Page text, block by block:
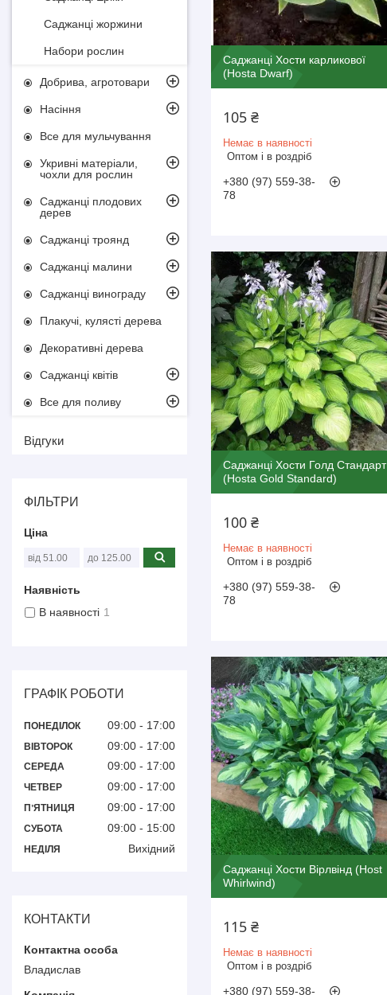
Саджанці Хости карликової
(Hosta Dwarf)
105 ₴
Немає в наявності
Оптом і в роздріб
+380 (97) 559-38-
78
Саджанці Хости Голд Стандарт
(Нosta Gold Standard)
100 ₴
Немає в наявності
Оптом і в роздріб
+380 (97) 559-38-
78
Саджанці Хости Вірлвінд (Host
Whirlwind)
115 ₴
Немає в наявності
Оптом і в роздріб
+380 (97) 559-38-
Саджанці жоржини
Набори рослин
Добрива, агротовари
Насіння
Все для мульчування
Укривні матеріали,
чохли для рослин
Саджанці плодових
дерев
Саджанці троянд
Саджанці малини
Саджанці винограду
Плакучі, кулясті дерева
Декоративні дерева
Саджанці квітів
Все для поливу
Відгуки
ФІЛЬТРИ
Ціна
Наявність
В наявності 1
ГРАФІК РОБОТИ
ПОНЕДІЛОК 09:00 17:00
ВІВТОРОК 09:00 17:00
СЕРЕДА 09:00 17:00
ЧЕТВЕР 09:00 17:00
ПʼЯТНИЦЯ 09:00 17:00
СУБОТА 09:00 15:00
НЕДІЛЯ Вихідний
КОНТАКТИ
Владислав